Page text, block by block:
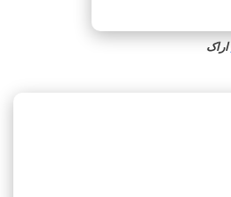
اراک